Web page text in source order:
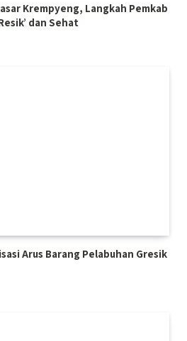
Krempyeng, Langkah Pemkab
dan Sehat
Arus Barang Pelabuhan Gresik